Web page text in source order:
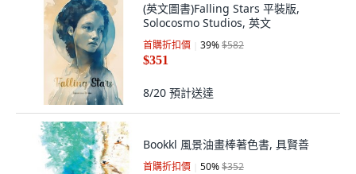
(英文圖書)Falling Stars 平裝版,
Solocosmo Studios, 英文
首購折扣價 39%$582
$351
8/20 預計送達
Bookkl 風景油畫棒著色書, 具賢善
首購折扣價 50%$352